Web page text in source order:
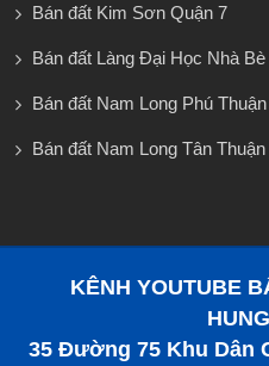
Bán đất Kim Sơn Quận 7
Bán đất Làng Đại Học Nhà Bè
Bán đất Nam Long Phú Thuận
Bán đất Nam Long Tân
KÊNH YOUTUBE
35 Đường 75 Khu Dân